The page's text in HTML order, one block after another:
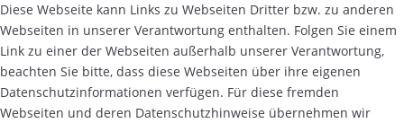
Diese Webseite kann Links zu Webseiten Dritter bzw. zu anderen
Webseiten in unserer Verantwortung enthalten. Folgen Sie einem
Link zu einer der Webseiten außerhalb unserer Verantwortung,
beachten Sie bitte, dass diese Webseiten über ihre eigenen
Datenschutzinformationen verfügen. Für diese fremden
Webseiten und deren Datenschutzhinweise übernehmen wir